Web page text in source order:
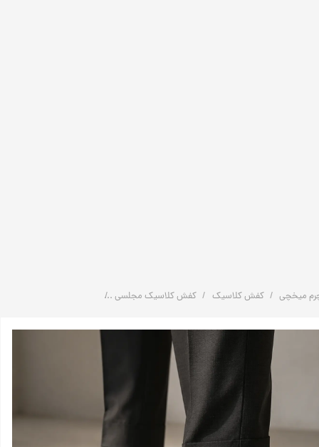
میخچی کفش کلاسیک کفش کلاسیک مجلسی